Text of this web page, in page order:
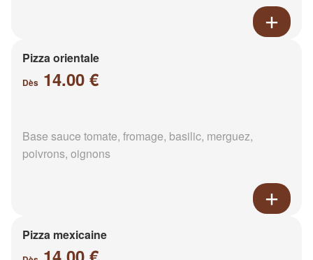
Pizza orientale
Dès 14.00 €
Base sauce tomate, fromage, basilic, merguez,
poivrons, oignons
Pizza mexicaine